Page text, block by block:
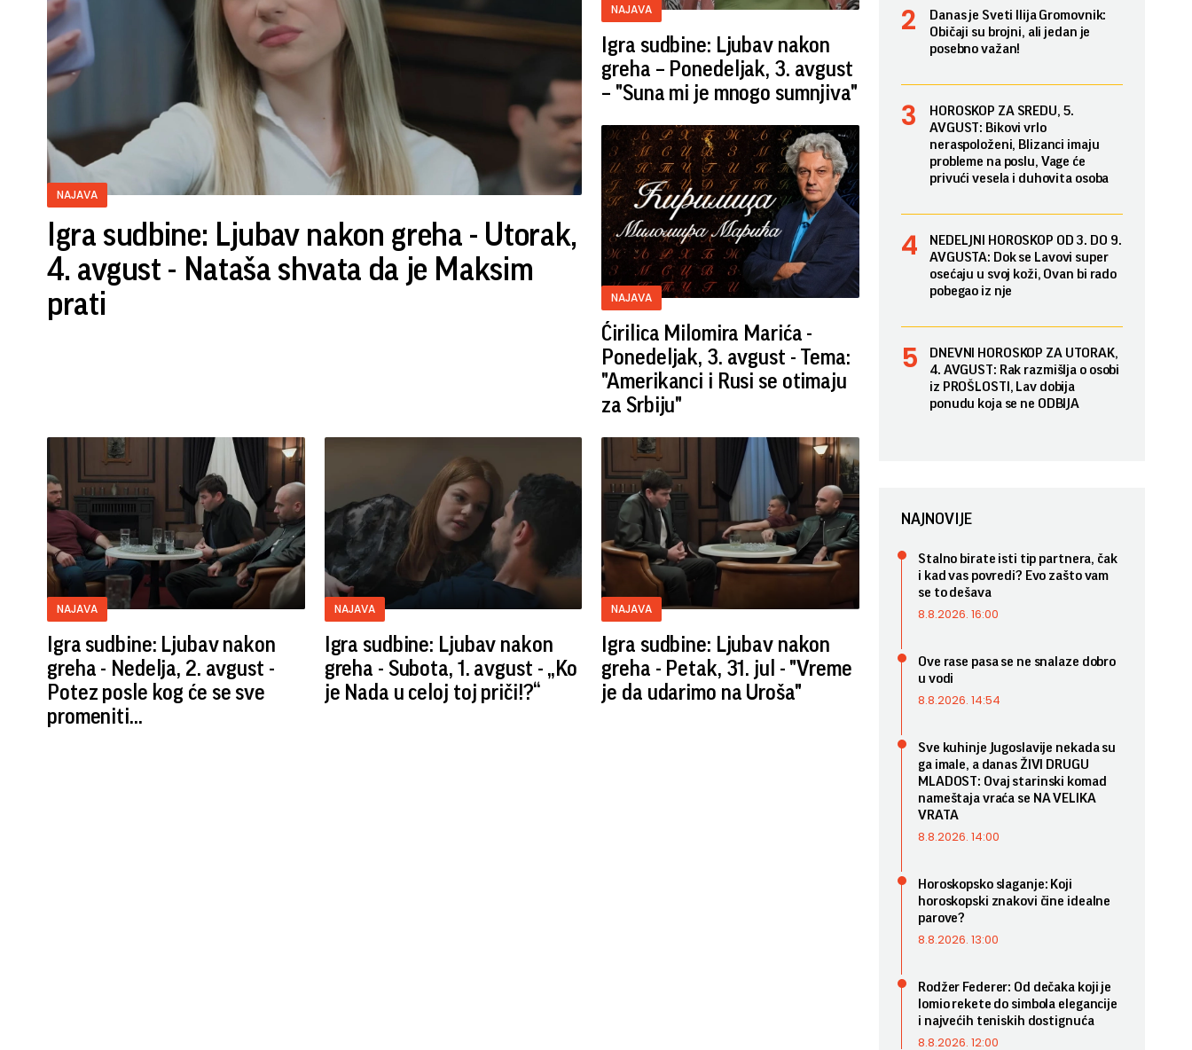
NAJAVA
Igra sudbine: Ljubav nakon greha - Utorak,
4. avgust - Nataša shvata da je Maksim
prati
NAJAVA
Igra sudbine: Ljubav nakon
greha – Ponedeljak, 3. avgust
– "Suna mi je mnogo sumnjiva"
NAJAVA
Ćirilica Milomira Marića -
Ponedeljak, 3. avgust - Tema:
"Amerikanci i Rusi se otimaju
za Srbiju"
NAJAVA
Igra sudbine: Ljubav nakon
greha - Nedelja, 2. avgust -
Potez posle kog će se sve
promeniti...
NAJAVA
Igra sudbine: Ljubav nakon
greha - Subota, 1. avgust - „Ko
je Nada u celoj toj priči!?“
NAJAVA
Igra sudbine: Ljubav nakon
greha - Petak, 31. jul - "Vreme
je da udarimo na Uroša"
Danas je Sveti Ilija Gromovnik:
Običaji su brojni, ali jedan je
posebno važan!
HOROSKOP ZA SREDU, 5.
AVGUST: Bikovi vrlo
neraspoloženi, Blizanci imaju
probleme na poslu, Vage će
privući vesela i duhovita osoba
NEDELJNI HOROSKOP OD 3. DO 9.
AVGUSTA: Dok se Lavovi super
osećaju u svoj koži, Ovan bi rado
pobegao iz nje
DNEVNI HOROSKOP ZA UTORAK,
4. AVGUST: Rak razmišlja o osobi
iz PROŠLOSTI, Lav dobija
ponudu koja se ne ODBIJA
NAJNOVIJE
Stalno birate isti tip partnera, čak
i kad vas povredi? Evo zašto vam
se to dešava
8.8.2026. 16:00
Ove rase pasa se ne snalaze dobro
u vodi
8.8.2026. 14:54
Sve kuhinje Jugoslavije nekada su
ga imale, a danas ŽIVI DRUGU
MLADOST: Ovaj starinski komad
nameštaja vraća se NA VELIKA
VRATA
8.8.2026. 14:00
Horoskopsko slaganje: Koji
horoskopski znakovi čine idealne
parove?
8.8.2026. 13:00
Rodžer Federer: Od dečaka koji je
lomio rekete do simbola elegancije
i najvećih teniskih dostignuća
8.8.2026. 12:00